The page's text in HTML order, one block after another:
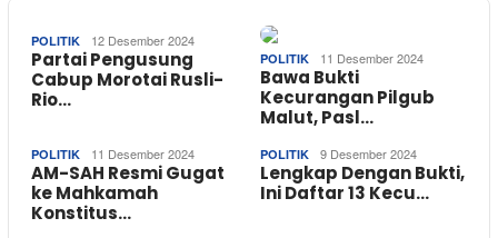
POLITIK 12 Desember 2024
Partai Pengusung
Cabup Morotai Rusli-
Rio…
POLITIK 11 Desember 2024
Bawa Bukti
Kecurangan Pilgub
Malut, Pasl…
POLITIK 11 Desember 2024
AM-SAH Resmi Gugat
ke Mahkamah
Konstitus…
POLITIK 9 Desember 2024
Lengkap Dengan Bukti,
Ini Daftar 13 Kecu…